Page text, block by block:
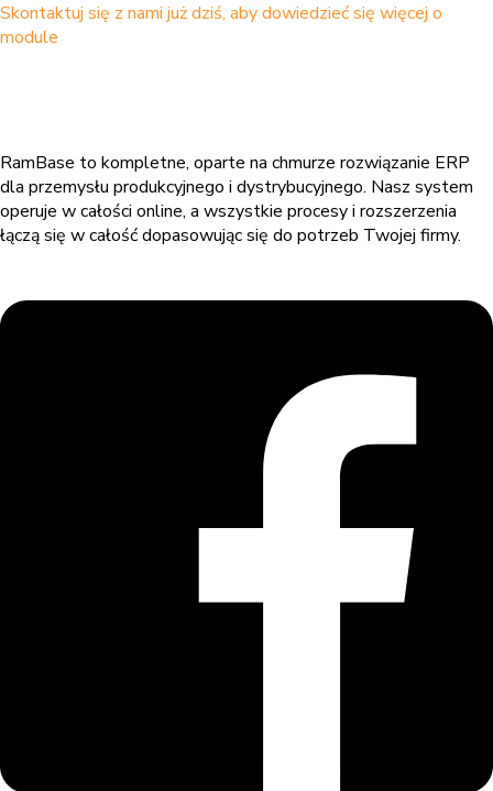
Skontaktuj się z nami już dziś, aby dowiedzieć się więcej o
module
RamBase to kompletne, oparte na chmurze rozwiązanie ERP
dla przemysłu produkcyjnego i dystrybucyjnego. Nasz system
operuje w całości online, a wszystkie procesy i rozszerzenia
łączą się w całość dopasowując się do potrzeb Twojej firmy.